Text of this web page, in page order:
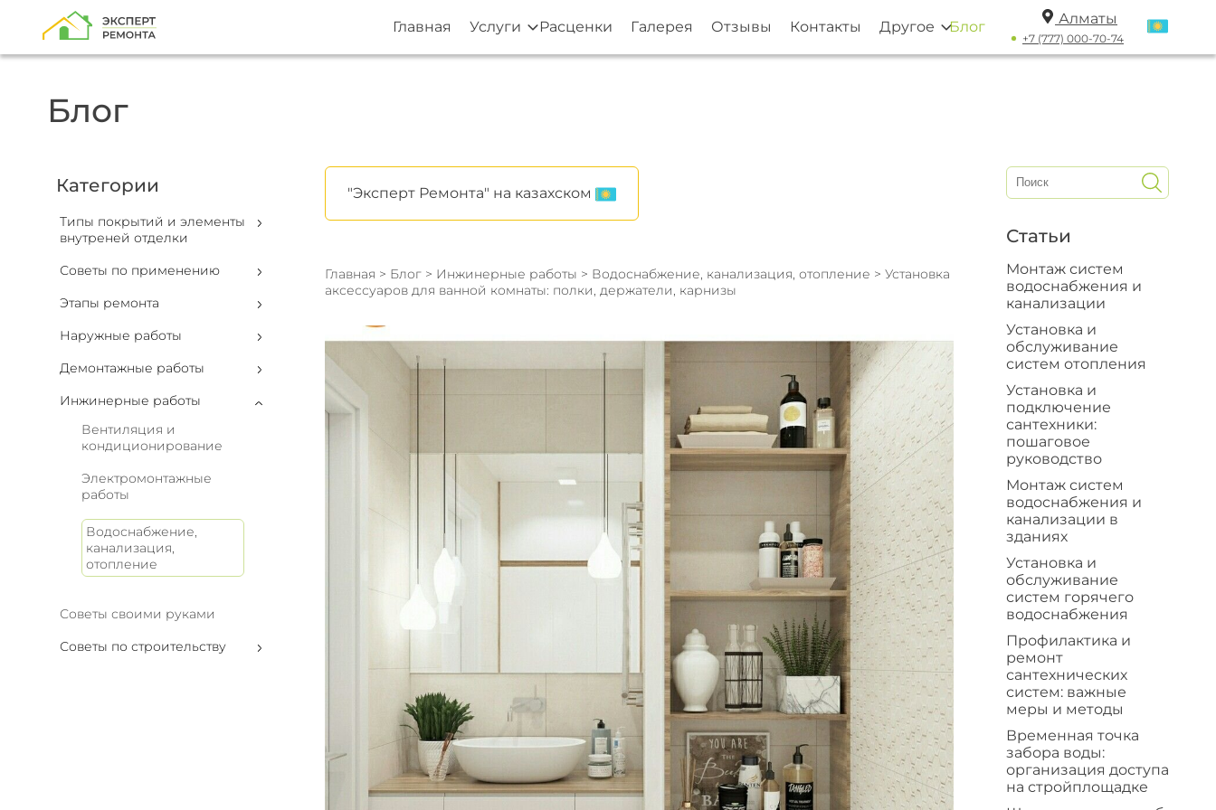
Главная Услуги Расценки Галерея Отзывы Контакты Другое Блог Алматы
+7 (777) 000-70-74
Блог
Категории
Типы покрытий и элементы
внутреней отделки
Советы по применению
Этапы ремонта
Наружные работы
Демонтажные работы
Инжинерные работы
Вентиляция и
кондиционирование
Электромонтажные
работы
Водоснабжение,
канализация,
отопление
Советы своими руками
Советы по строительству
"Эксперт Ремонта" на казахском
Главная > Блог> Инжинерные работы > Водоснабжение, канализация, отопление > Установка
аксессуаров для ванной комнаты: полки, держатели, карнизы
Статьи
Монтаж систем
водоснабжения и
канализации
Установка и
обслуживание
систем отопления
Установка и
подключение
сантехники:
пошаговое
руководство
Монтаж систем
водоснабжения и
канализации в
зданиях
Установка и
обслуживание
систем горячего
водоснабжения
Профилактика и
ремонт
сантехнических
систем: важные
меры и методы
Временная точка
забора воды:
организация доступа
на стройплощадке